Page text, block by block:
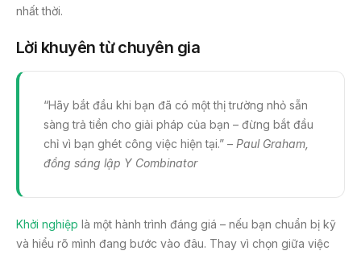
nhất thời.
Lời khuyên từ chuyên gia
“Hãy bắt đầu khi bạn đã có một thị trường nhỏ sẵn
sàng trả tiền cho giải pháp của bạn – đừng bắt đầu
chỉ vì bạn ghét công việc hiện tại.” – Paul Graham,
đồng sáng lập Y Combinator
Khởi nghiệp là một hành trình đáng giá – nếu bạn chuẩn bị kỹ
và hiểu rõ mình đang bước vào đâu. Thay vì chọn giữa việc